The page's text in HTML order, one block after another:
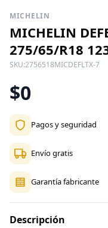
MICHELIN
MICHELIN
275/65/R18
SKU:2756518MICDEFLTX-7
$0
Pagos y seguridad
Envío gratis
Garantía fabricante
Descripción